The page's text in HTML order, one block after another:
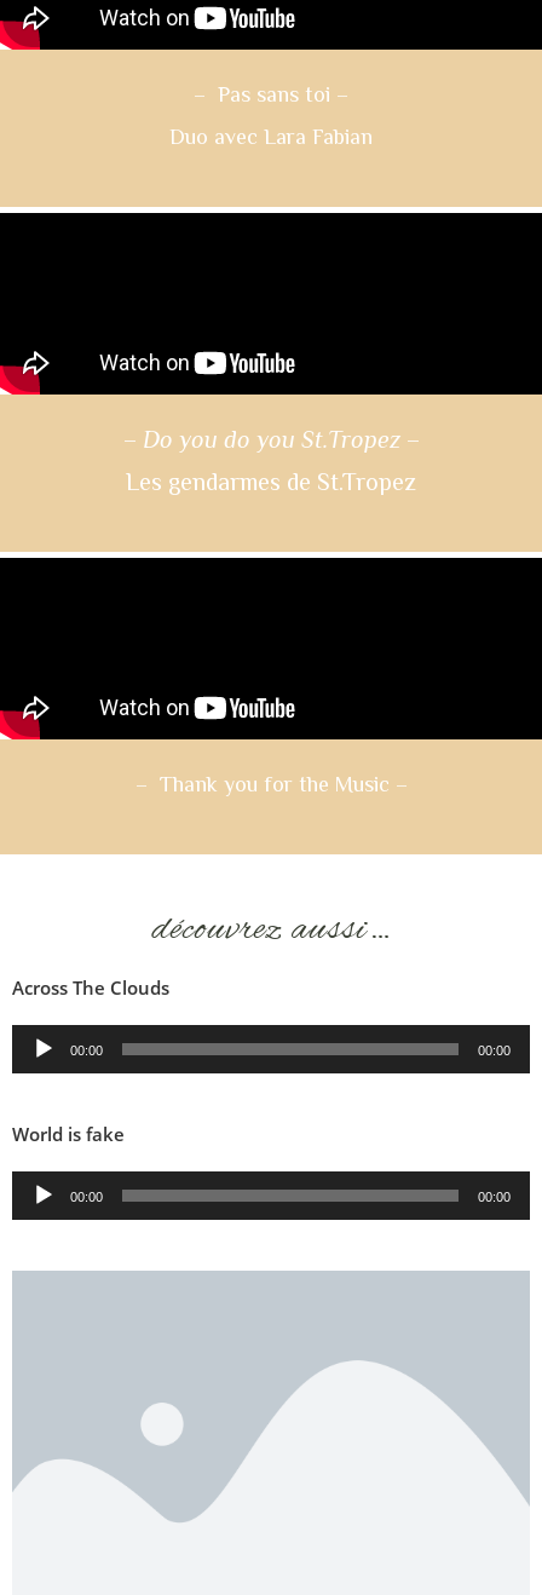
– Pas sans toi –
Duo avec Lara Fabian
– Do you do you St.Tropez–
Les gendarmes de St.Tropez
– Thank you for the Music –
découvrez aussi…
Across The Clouds
Lecteur
audio
00:00 00:00
World is fake
Lecteur
audio
00:00 00:00